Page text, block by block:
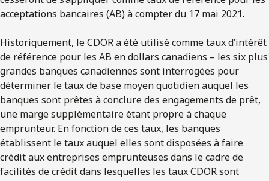
acceptations bancaires (AB) à compter du 17 mai 2021.
Historiquement, le CDOR a été utilisé comme taux d’intérêt
de référence pour les AB en dollars canadiens – les six plus
grandes banques canadiennes sont interrogées pour
déterminer le taux de base moyen quotidien auquel les
banques sont prêtes à conclure des engagements de prêt,
une marge supplémentaire étant propre à chaque
emprunteur. En fonction de ces taux, les banques
établissent le taux auquel elles sont disposées à faire
crédit aux entreprises emprunteuses dans le cadre de
facilités de crédit dans lesquelles les taux CDOR sont